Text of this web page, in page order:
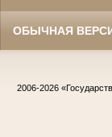
ОБЫЧНАЯ
2006-2026